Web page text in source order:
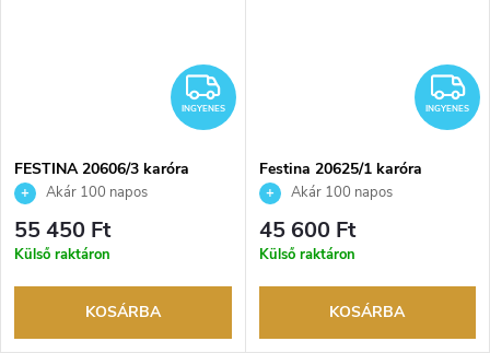
INGYENES
INGYENES
FESTINA 20606/3 karóra
Akár 100 napos
visszaküldési lehetőség. Hivatalos
márkakereskedő.
55 450 Ft
Külső raktáron
KOSÁRBA
INGYENES
Festina 20625/1 karóra
Akár 100 napos
visszaküldési lehetőség. Hivatalos
márkakereskedő.
45 600 Ft
Külső raktáron
KOSÁRBA